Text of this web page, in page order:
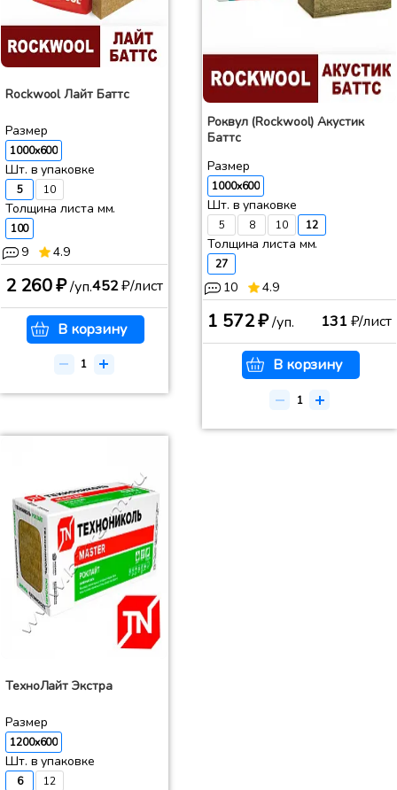
Rockwool Лайт Баттс
Размер
1000x600
Шт. в упаковке
5 10
Толщина листа мм.
100
9 4.9
2 260 ₽/уп.452₽/лист
В корзину
Роквул (Rockwool) Акустик
Баттс
Размер
1000x600
Шт. в упаковке
5 8 10 12
Толщина листа мм.
27
10 4.9
1 572 ₽/уп. 131₽/лист
В корзину
ТехноЛайт Экстра
Размер
1200x600
Шт. в упаковке
6 12